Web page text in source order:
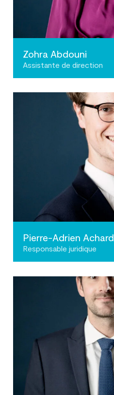
Zohra Abdouni
Assistante de direction
Pierre-Adrien Achard
Responsable juridique